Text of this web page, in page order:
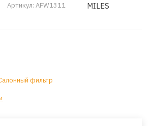
Артикул: AFW1311 MILES
фильтр